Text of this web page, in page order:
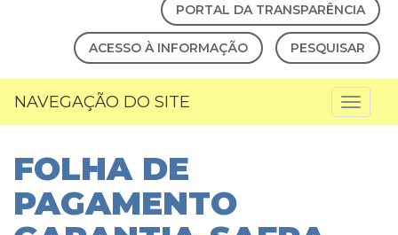
PORTAL DA TRANSPARÊNCIA
ACESSO À INFORMAÇÃO PESQUISAR
NAVEGAÇÃO DO SITE
FOLHA DE
PAGAMENTO